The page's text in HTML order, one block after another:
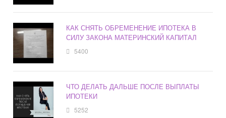
КАК СНЯТЬ ОБРЕМЕНЕНИЕ ИПОТЕКА В
СИЛУ ЗАКОНА МАТЕРИНСКИЙ КАПИТАЛ
5400
ЧТО ДЕЛАТЬ ДАЛЬШЕ ПОСЛЕ ВЫПЛАТЫ
ИПОТЕКИ
5252